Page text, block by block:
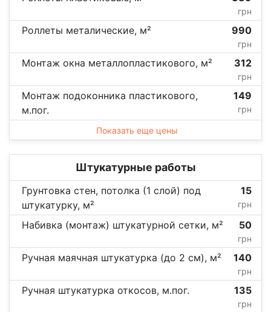
грн
Роллеты металические, м² 990
грн
Монтаж окна металлопластикового, м² 312
грн
Монтаж подоконника пластикового,
м.пог.
149
грн
Показать еще цены
Штукатурные работы
Грунтовка стен, потолка (1 слой) под
штукатурку, м²
15
грн
Набивка (монтаж) штукатурной сетки, м² 50
грн
Ручная маячная штукатурка (до 2 см), м² 140
грн
Ручная штукатурка откосов, м.пог. 135
грн